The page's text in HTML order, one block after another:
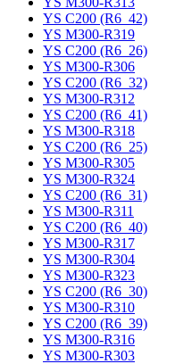
YS C200 (R6_42)
YS M300-R319
YS C200 (R6_26)
YS M300-R306
YS C200 (R6_32)
YS M300-R312
YS C200 (R6_41)
YS M300-R318
YS C200 (R6_25)
YS M300-R305
YS M300-R324
YS C200 (R6_31)
YS M300-R311
YS C200 (R6_40)
YS M300-R317
YS M300-R304
YS M300-R323
YS C200 (R6_30)
YS M300-R310
YS C200 (R6_39)
YS M300-R316
YS M300-R303